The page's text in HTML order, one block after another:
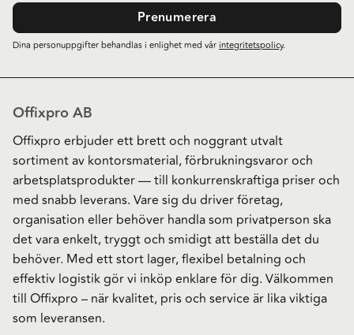
Prenumerera
Dina personuppgifter behandlas i enlighet med vårintegritetspolicy.
Offixpro AB
Offixpro erbjuder ett brett och noggrant utvalt
sortiment av kontorsmaterial, förbrukningsvaror och
arbetsplatsprodukter — till konkurrenskraftiga priser och
med snabb leverans. Vare sig du driver företag,
organisation eller behöver handla som privatperson ska
det vara enkelt, tryggt och smidigt att beställa det du
behöver. Med ett stort lager, flexibel betalning och
effektiv logistik gör vi inköp enklare för dig. Välkommen
till Offixpro – när kvalitet, pris och service är lika viktiga
som leveransen.